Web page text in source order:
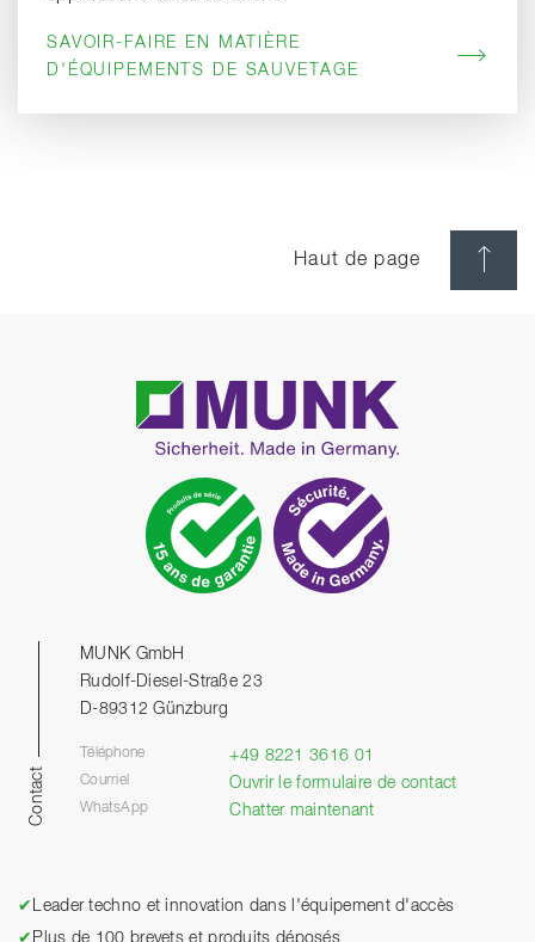
SAVOIR-FAIRE EN MATIÈRE
D'ÉQUIPEMENTS DE SAUVETAGE
Haut de page
Contact
MUNK GmbH
Rudolf-Diesel-Straße 23
D-89312 Günzburg
Téléphone +49 8221 3616 01
Courriel Ouvrir le formulaire de contact
WhatsApp Chatter maintenant
✔ Leader techno et innovation dans l'équipement d'accès
✔ Plus de 100 brevets et produits déposés